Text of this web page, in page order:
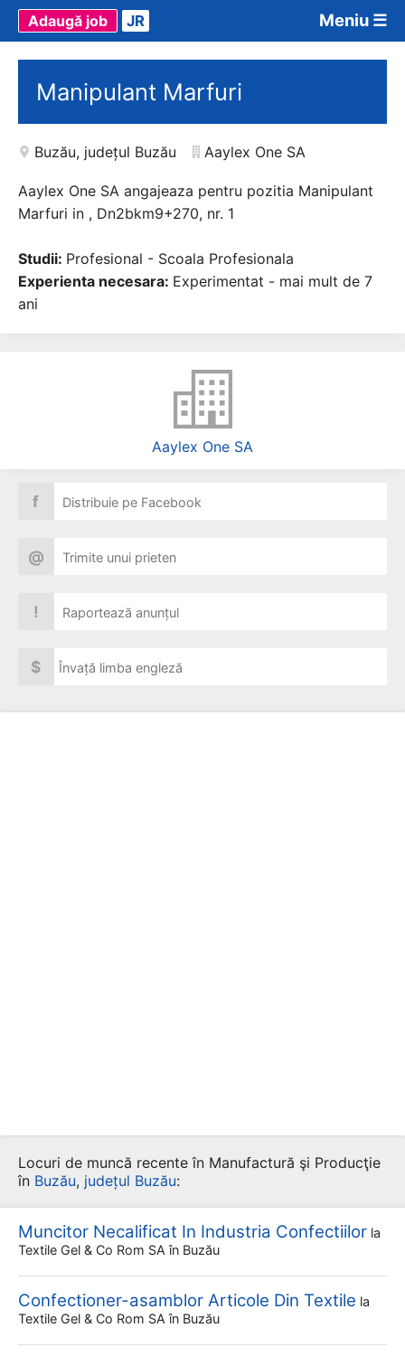
Meniu ☰
Adaugă job JR
Manipulant Marfuri
Buzău, județul Buzău Aaylex One SA
Aaylex One SA angajeaza pentru pozitia Manipulant
Marfuri in , Dn2bkm9+270, nr. 1
Studii: Profesional - Scoala Profesionala
Experienta necesara: Experimentat - mai mult de 7
ani
Aaylex One SA
f Distribuie pe Facebook
@ Trimite unui prieten
! Raportează anunțul
$ Învață limba engleză
Locuri de muncă recente în Manufactură şi Producţie
în Buzău, județul Buzău:
Muncitor Necalificat In Industria Confectiilor la
Textile Gel & Co Rom SA în Buzău
Confectioner-asamblor Articole Din Textile la
Textile Gel & Co Rom SA în Buzău